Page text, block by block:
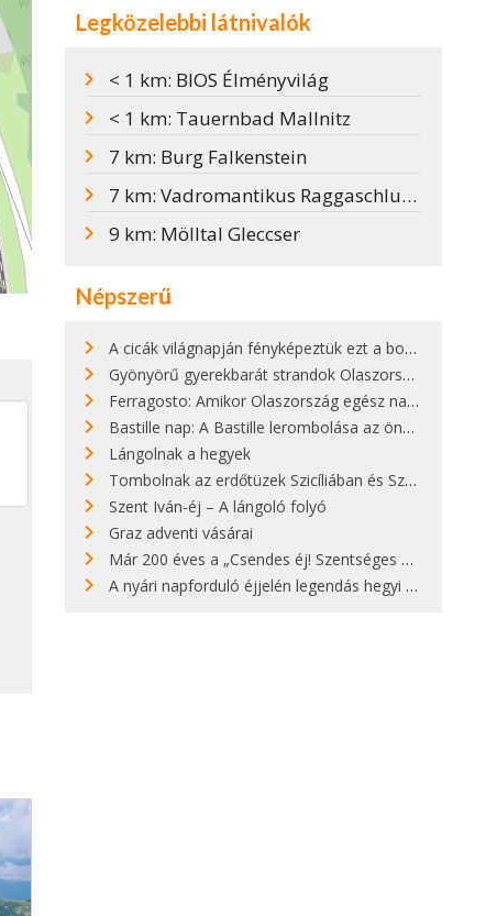
Legközelebbi látnivalók
< 1 km: BIOS Élményvilág
< 1 km: Tauernbad Mallnitz
7 km: Burg Falkenstein
7 km: Vadromantikus Raggaschlucht
9 km: Mölltal Gleccser
Népszerű
A cicák világnapján fényképeztük ezt a bokor alatt hűsölő cicát Kisorosziban
Gyönyörű gyerekbarát strandok Olaszországban - megmutatjuk a 15 legjobbat
Ferragosto: Amikor Olaszország egész nap nyaral
Bastille nap: A Bastille lerombolása az önkényuralom végét jelentette
Lángolnak a hegyek
Tombolnak az erdőtüzek Szicíliában és Szardínián
Szent Iván-éj – A lángoló folyó
Graz adventi vásárai
Már 200 éves a „Csendes éj! Szentséges éj!”
A nyári napforduló éjjelén legendás hegyi tüzek világítják meg Zugspitzét